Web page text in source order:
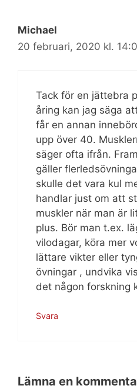
Michael
20 februari, 2020 kl.
Tack för en jättebra
åring kan jag säga
får en annan
upp över 40.
säger ofta ifrån.
gäller
skulle det vara kul
handlar just om att
muskler när man är
plus. Bör man t.ex.
vilodagar, köra mer
lättare vikter eller
övningar , undvika
det någon forskning
Svara
Lämna en